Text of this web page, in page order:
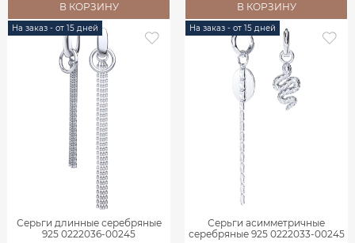
В КОРЗИНУ В КОРЗИНУ
На заказ - от 15 дней
Серьги длинные серебряные
925 0222036-00245
На заказ - от 15 дней
Серьги асимметричные
серебряные 925 0222033-00245